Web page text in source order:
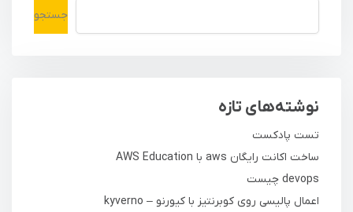
جستجو
نوشته‌های تازه
تست پادکست
ساخت اکانت رایگان aws با AWS Education
devops چیست
اعمال پالیسی روی کوبرنتیز با کیورنو – kyverno